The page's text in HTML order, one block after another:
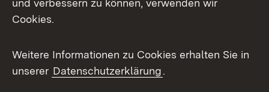
Facebook
X / Twitter
Youtube
und verbessern zu können, verwenden wir
Cookies.
Weitere Informationen zu Cookies erhalten Sie in
unserer Datenschutzerklärung.